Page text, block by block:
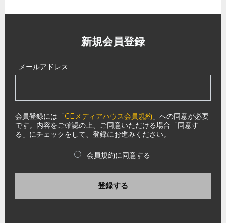
新規会員登録
メールアドレス
会員登録には「CEメディアハウス会員規約 」への同意が必要
です。内容をご確認の上、ご同意いただける場合「同意す
る」にチェックをして、登録にお進みください。
会員規約に同意する
登録する